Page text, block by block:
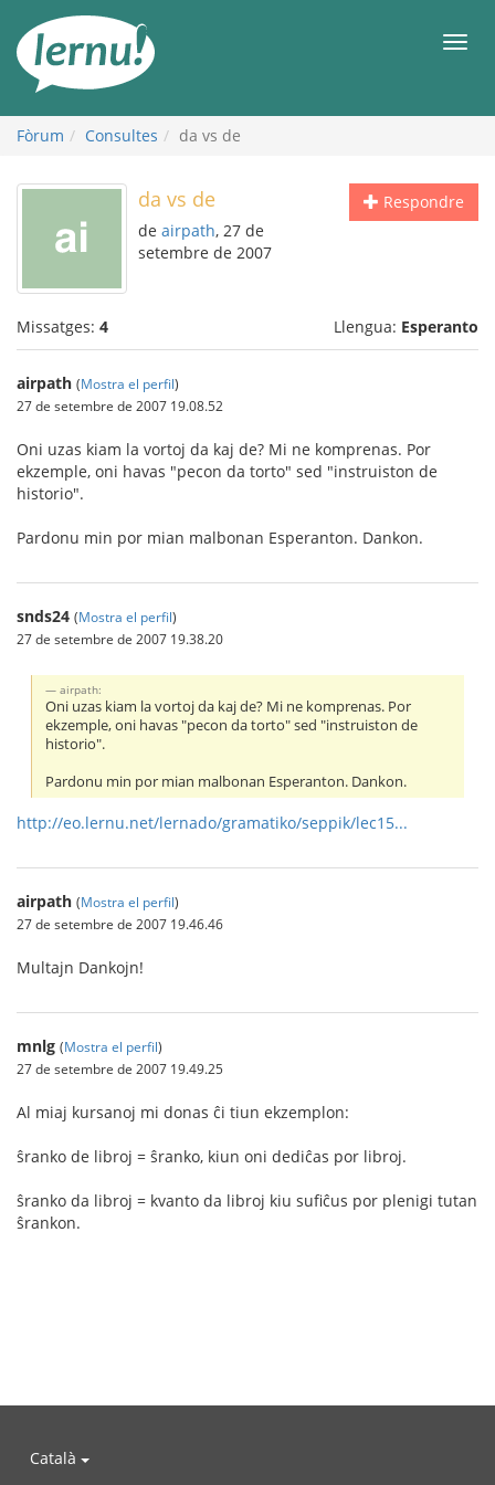
contingut
Fòrum Consultes da vs de
Respondre
da vs de
de airpath, 27 de
setembre de 2007
Missatges: 4 Llengua: Esperanto
airpath (Mostra el perfil)
27 de setembre de 2007 19.08.52
Oni uzas kiam la vortoj da kaj de? Mi ne komprenas. Por
ekzemple, oni havas "pecon da torto" sed "instruiston de
historio".
Pardonu min por mian malbonan Esperanton. Dankon.
snds24 (Mostra el perfil)
27 de setembre de 2007 19.38.20
airpath:
Oni uzas kiam la vortoj da kaj de? Mi ne komprenas. Por
ekzemple, oni havas "pecon da torto" sed "instruiston de
historio".
Pardonu min por mian malbonan Esperanton. Dankon.
http://eo.lernu.net/lernado/gramatiko/seppik/lec15...
airpath (Mostra el perfil)
27 de setembre de 2007 19.46.46
Multajn Dankojn!
mnlg (Mostra el perfil)
27 de setembre de 2007 19.49.25
Al miaj kursanoj mi donas ĉi tiun ekzemplon:
ŝranko de libroj = ŝranko, kiun oni dediĉas por libroj.
ŝranko da libroj = kvanto da libroj kiu sufiĉus por plenigi tutan
ŝrankon.
Català